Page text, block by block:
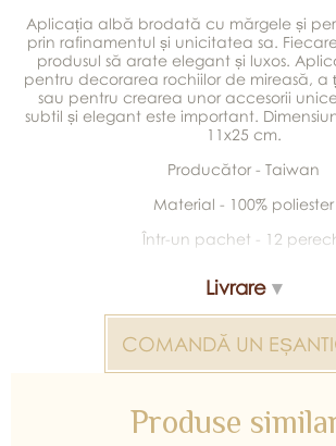
Aplicația albă brodată cu mărgele și
prin rafinamentul și unicitatea sa.
produsul să arate elegant și luxos.
pentru decorarea rochiilor de mireasă, a
sau pentru crearea unor accesorii
subtil și elegant este important.
11x25 cm.
Producător - Taiwan
Material - 100% poliester
Într-un pachet - 12
Livrare
COMANDĂ UN
Produse